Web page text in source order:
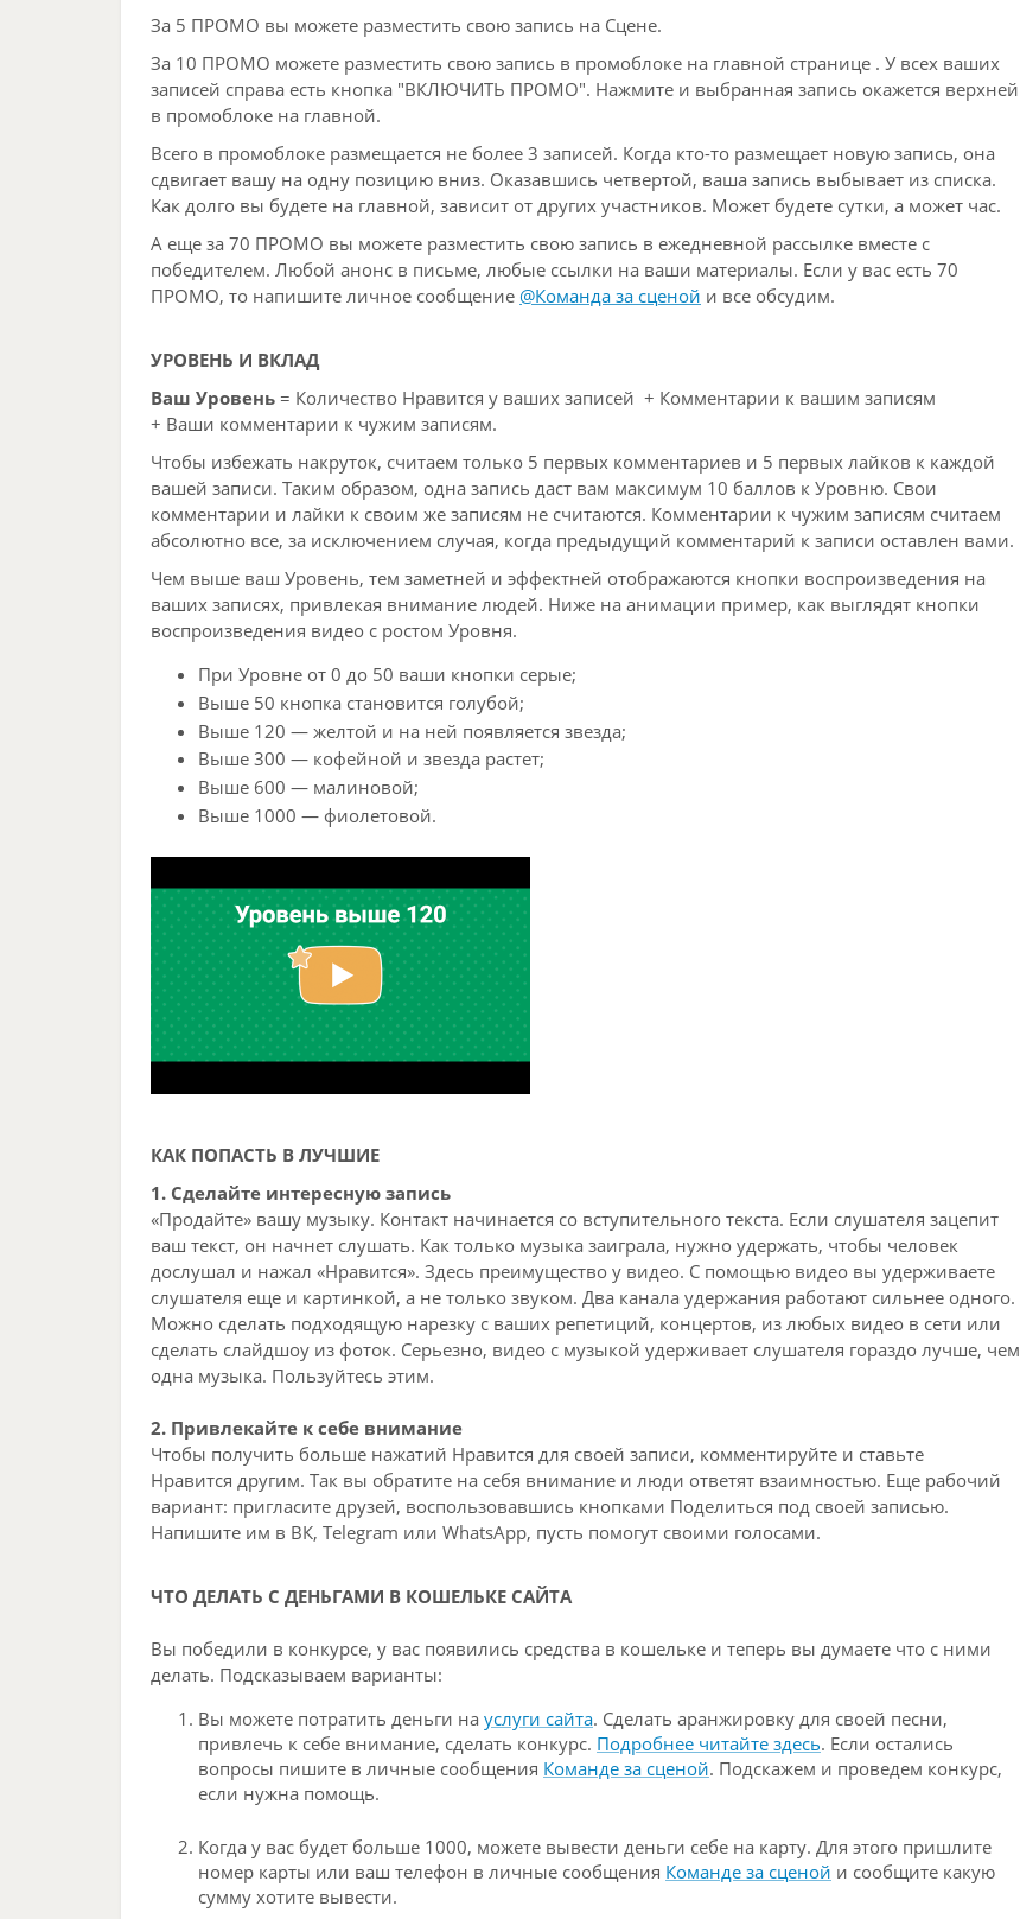
За 5 ПРОМО вы можете разместить свою запись на Сцене.
За 10 ПРОМО можете разместить свою запись в промоблоке на главной странице . У всех ваших
записей справа есть кнопка "ВКЛЮЧИТЬ ПРОМО". Нажмите и выбранная запись окажется верхней
в промоблоке на главной.
Всего в промоблоке размещается не более 3 записей. Когда кто-то размещает новую запись, она
сдвигает вашу на одну позицию вниз. Оказавшись четвертой, ваша запись выбывает из списка.
Как долго вы будете на главной, зависит от других участников. Может будете сутки, а может час.
А еще за 70 ПРОМО вы можете разместить свою запись в ежедневной рассылке вместе с
победителем. Любой анонс в письме, любые ссылки на ваши материалы. Если у вас есть 70
ПРОМО, то напишите личное сообщение @Команда за сценой и все обсудим.
УРОВЕНЬ И ВКЛАД
Ваш Уровень = Количество Нравится у ваших записей + Комментарии к вашим записям
+ Ваши комментарии к чужим записям.
Чтобы избежать накруток, считаем только 5 первых комментариев и 5 первых лайков к каждой
вашей записи. Таким образом, одна запись даст вам максимум 10 баллов к Уровню. Свои
комментарии и лайки к своим же записям не считаются. Комментарии к чужим записям считаем
абсолютно все, за исключением случая, когда предыдущий комментарий к записи оставлен вами.
Чем выше ваш Уровень, тем заметней и эффектней отображаются кнопки воспроизведения на
ваших записях, привлекая внимание людей. Ниже на анимации пример, как выглядят кнопки
воспроизведения видео с ростом Уровня.
При Уровне от 0 до 50 ваши кнопки серые;
Выше 50 кнопка становится голубой;
Выше 120 — желтой и на ней появляется звезда;
Выше 300 — кофейной и звезда растет;
Выше 600 — малиновой;
Выше 1000 — фиолетовой.
КАК ПОПАСТЬ В ЛУЧШИЕ
1. Сделайте интересную запись
«Продайте» вашу музыку. Контакт начинается со вступительного текста. Если слушателя зацепит
ваш текст, он начнет слушать. Как только музыка заиграла, нужно удержать, чтобы человек
дослушал и нажал «Нравится». Здесь преимущество у видео. С помощью видео вы удерживаете
слушателя еще и картинкой, а не только звуком. Два канала удержания работают сильнее одного.
Можно сделать подходящую нарезку с ваших репетиций, концертов, из любых видео в сети или
сделать слайдшоу из фоток. Серьезно, видео с музыкой удерживает слушателя гораздо лучше, чем
одна музыка. Пользуйтесь этим.
2. Привлекайте к себе внимание
Чтобы получить больше нажатий Нравится для своей записи, комментируйте и ставьте
Нравится другим. Так вы обратите на себя внимание и люди ответят взаимностью. Еще рабочий
вариант: пригласите друзей, воспользовавшись кнопками Поделиться под своей записью.
Напишите им в ВК, Telegram или WhatsApp, пусть помогут своими голосами.
ЧТО ДЕЛАТЬ С ДЕНЬГАМИ В КОШЕЛЬКЕ САЙТА
Вы победили в конкурсе, у вас появились средства в кошельке и теперь вы думаете что с ними
делать. Подсказываем варианты:
Вы можете потратить деньги на услуги сайта. Сделать аранжировку для своей песни,
привлечь к себе внимание, сделать конкурс. Подробнее читайте здесь. Если остались
вопросы пишите в личные сообщения Команде за сценой. Подскажем и проведем конкурс,
если нужна помощь.
Когда у вас будет больше 1000, можете вывести деньги себе на карту. Для этого пришлите
номер карты или ваш телефон в личные сообщения Команде за сценой и сообщите какую
сумму хотите вывести.